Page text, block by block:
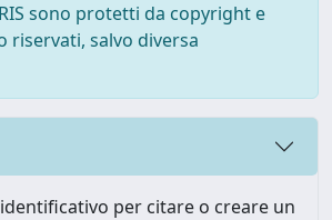
sono protetti da copyright e
salvo diversa
per citare o creare un